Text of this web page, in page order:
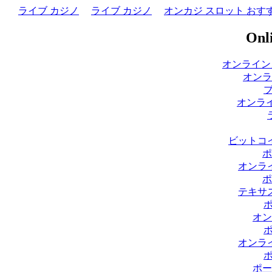
ライブ カジノ ライブ カジノ オンカジ スロット おす
オンライ
オン
オンラ
ビットコ
オンラ
テキサ
オ
オンラ
ポ